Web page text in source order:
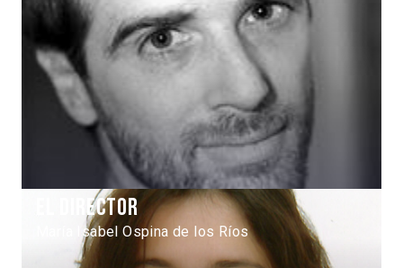
El Director
María Isabel Ospina de los Ríos